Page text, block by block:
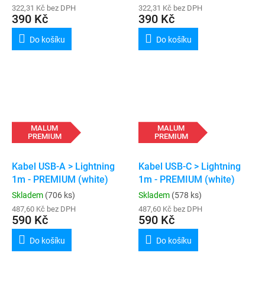
322,31 Kč bez DPH
390 Kč
Do košíku
322,31 Kč bez DPH
390 Kč
Do košíku
MALUM
PREMIUM
Kabel USB-A > Lightning
1m - PREMIUM (white)
Skladem (706 ks)
487,60 Kč bez DPH
590 Kč
Do košíku
MALUM
PREMIUM
Kabel USB-C > Lightning
1m - PREMIUM (white)
Skladem (578 ks)
487,60 Kč bez DPH
590 Kč
Do košíku